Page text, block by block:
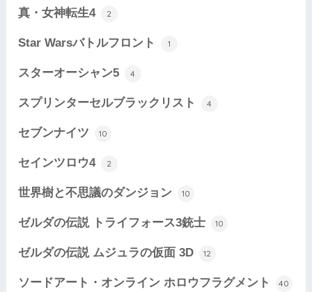
真・女神転生4 2
Star Warsバトルフロント 1
スターオーシャン5 4
スプリンターセルブラックリスト 4
セブンナイツ 10
セインツロウ4 2
世界樹と不思議のダンジョン 10
ゼルダの伝説 トライフォース3銃士 10
ゼルダの伝説 ムジュラの仮面 3D 12
ソードアート・オンライン ホロウフラグメント 40